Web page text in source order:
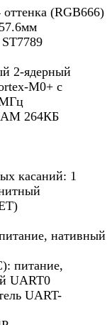
(RGB666)
2-ядерный
M0+ с
264КБ
касаний: 1
нативный
питание,
UART0
UART-